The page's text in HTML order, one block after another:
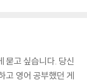
묻고 싶습니다. 당신
고 영어 공부했던 게